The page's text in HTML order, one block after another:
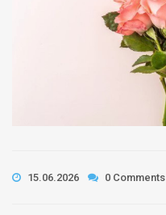
15.06.2026 0 Comments